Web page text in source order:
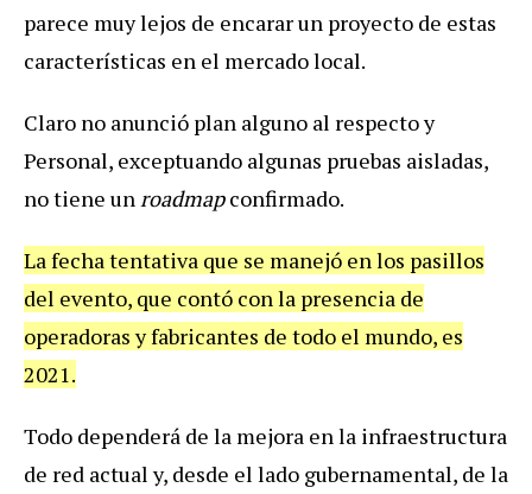
parece muylejos de encararun proyecto de estas
características en el mercadolocal.
Claro no anunció plan alguno al respectoy
Personal, exceptuando algunas pruebas aisladas,
notiene un roadmap confirmado.
La fecha tentativa que se manejó en los pasillos
del evento, que contó con la presencia de
operadoras yfabricantes de todo el mundo, es
2021 .
Todo dependerá de la mejora en la infraestructura
de red actual y, desde el lado gubernamental, de la